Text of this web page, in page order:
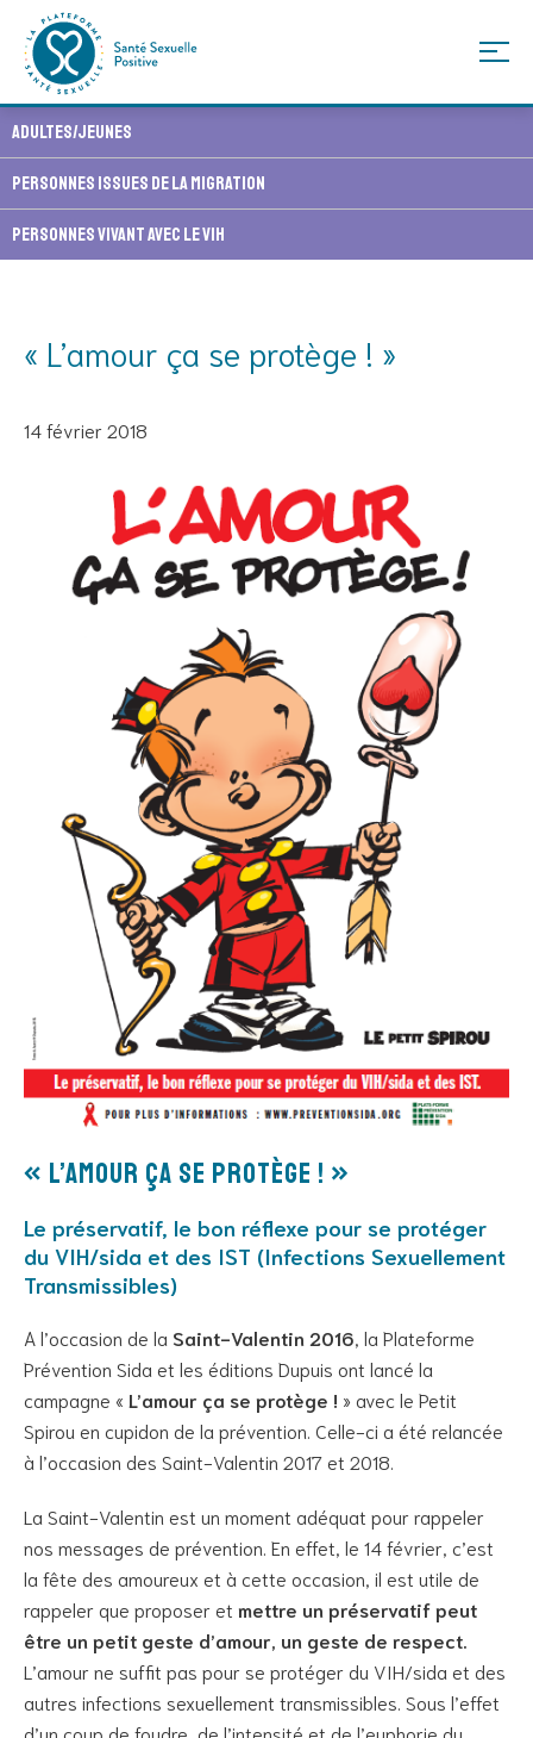
to
content
Adultes/Jeunes
Personnes issues de la migration
Personnes vivant avec le VIH
« L’amour ça se protège ! »
14 février 2018
« L’amour ça se protège ! »
Le préservatif, le bon réflexe pour se protéger
du VIH/sida et des IST (Infections Sexuellement
Transmissibles)
A l’occasion de la Saint-Valentin 2016 , la Plateforme
Prévention Sida et les éditions Dupuis ont lancé la
campagne « L’amour ça se protège ! » avec le Petit
Spirou en cupidon de la prévention. Celle-ci a été relancée
à l’occasion des Saint-Valentin 2017 et 2018.
La Saint-Valentin est un moment adéquat pour rappeler
nos messages de prévention. En effet, le 14 février, c’est
la fête des amoureux et à cette occasion, il est utile de
rappeler que proposer et mettre un préservatif peut
être un petit geste d’amour, un geste de respect.
L’amour ne suffit pas pour se protéger du VIH/sida et des
autres infections sexuellement transmissibles. Sous l’effet
d’un coup de foudre, de l’intensité et de l’euphorie du